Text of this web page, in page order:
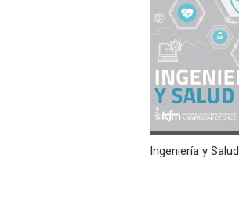
Ingeniería y Salud